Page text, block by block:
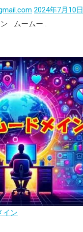
2024年7月10日
ン ムームー…
イン